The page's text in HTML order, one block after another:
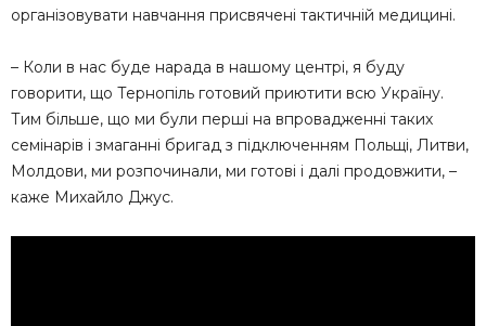
організовувати навчання присвячені тактичній медицині.
– Коли в нас буде нарада в нашому центрі, я буду
говорити, що Тернопіль готовий приютити всю Україну.
Тим більше, що ми були перші на впровадженні таких
семінарів і змаганні бригад з підключенням Польщі, Литви,
Молдови, ми розпочинали, ми готові і далі продовжити, –
каже Михайло Джус.